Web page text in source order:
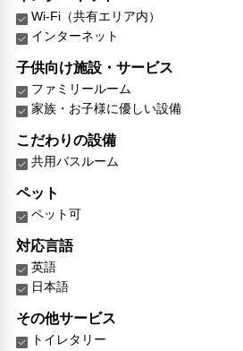
Wi-Fi（共有エリア内）
インターネット
子供向け施設・サービス
ファミリールーム
家族・お子様に優しい設備
こだわりの設備
共用バスルーム
ペット
ペット可
対応言語
英語
日本語
その他サービス
トイレタリー